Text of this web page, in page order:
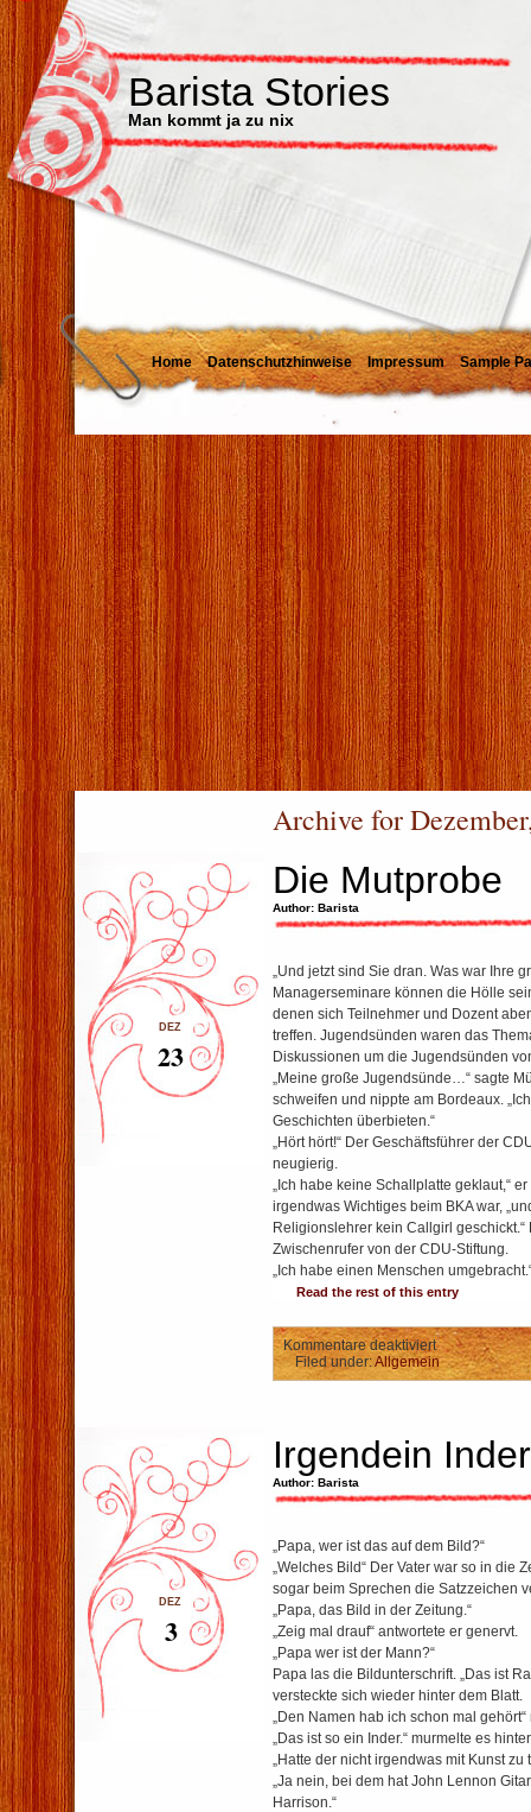
Barista Stories
Man kommt ja zu nix
Home Datenschutzhinweise Impressum Sample
Archive for
Die Mutprobe
Author: Barista
DEZ
23
„Und jetzt sind Sie dran. Was war Ihre
Managerseminare können die Hölle
denen sich Teilnehmer und Dozent
treffen. Jugendsünden waren das
Diskussionen um die Jugendsünden
„Meine große Jugendsünde…“ sagte
schweifen und nippte am Bordeaux.
Geschichten überbieten.“
„Hört hört!“ Der Geschäftsführer der
neugierig.
„Ich habe keine Schallplatte geklaut,“
irgendwas Wichtiges beim BKA war,
Religionslehrer kein Callgirl
Zwischenrufer von der CDU-Stiftung.
„Ich habe einen Menschen
Read the rest of this entry
Kommentare deaktiviertfür
Die
Mutprobe
Filed under:Allgemein
Irgendein Inder
Author: Barista
DEZ
3
„Papa, wer ist das auf dem Bild?“
„Welches Bild“ Der Vater war so in die
sogar beim Sprechen die Satzzeichen
„Papa, das Bild in der Zeitung.“
„Zeig mal drauf“ antwortete er genervt.
„Papa wer ist der Mann?“
Papa las die Bildunterschrift. „Das ist
versteckte sich wieder hinter dem Blatt.
„Den Namen hab ich schon mal
„Das ist so ein Inder.“ murmelte es
„Hatte der nicht irgendwas mit Kunst zu
„Ja nein, bei dem hat John Lennon
Harrison.“